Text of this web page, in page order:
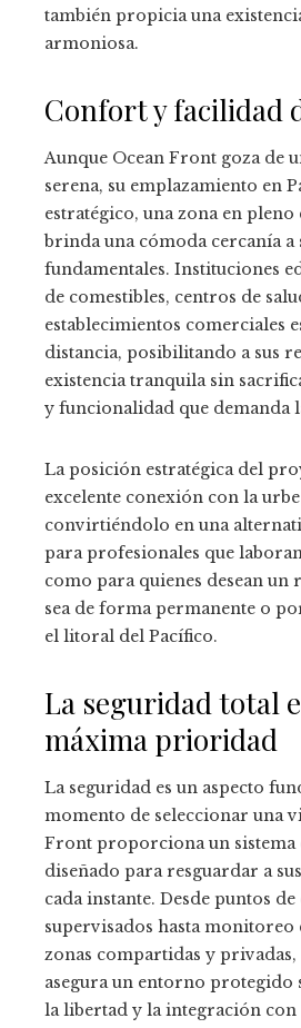
también propicia una
armoniosa.
Confort y facilidad
Aunque Ocean Front goza de
serena, su emplazamiento en
estratégico, una zona en
brinda una cómoda cercanía a
fundamentales. Instituciones
de comestibles, centros de
establecimientos comerciales
distancia, posibilitando a sus
existencia tranquila sin
y funcionalidad que demanda
La posición estratégica del
excelente conexión con la
convirtiéndolo en una
para profesionales que
como para quienes desean un
sea de forma permanente o
el litoral del Pacífico.
La seguridad total
máxima prioridad
La seguridad es un aspecto
momento de seleccionar una
Front proporciona un sistema
diseñado para resguardar a
cada instante. Desde puntos
supervisados hasta monitoreo
zonas compartidas y
asegura un entorno
la libertad y la integración con